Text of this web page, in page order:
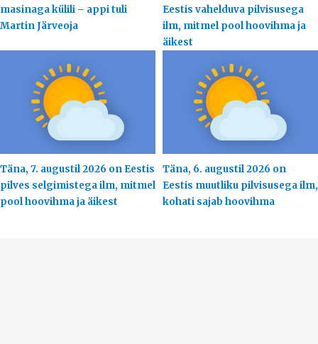
masinaga külili – appi tuli
Martin Järveoja
Eestis vahelduva pilvisusega
ilm, mitmel pool hoovihma ja
äikest
Täna, 7. augustil 2026 on Eestis
pilves selgimistega ilm, mitmel
pool hoovihma ja äikest
Täna, 6. augustil 2026 on
Eestis muutliku pilvisusega ilm,
kohati sajab hoovihma